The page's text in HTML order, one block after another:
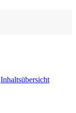
Inhaltsübersicht